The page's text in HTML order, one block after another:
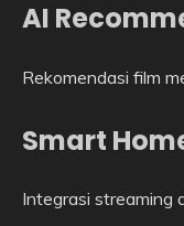
AI
Rekomendasi film
Smart
Integrasi streaming